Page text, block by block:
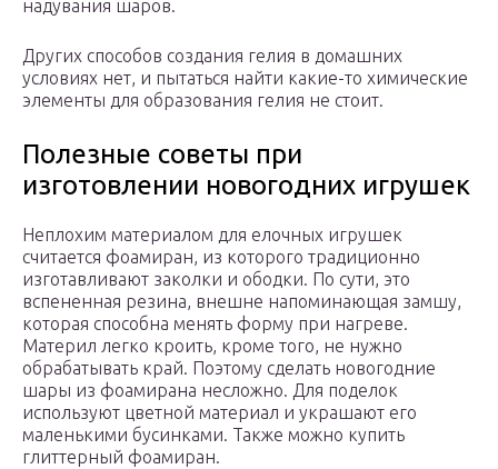
надувания шаров.
Других способов создания гелия в домашних
условиях нет, и пытаться найти какие-то химические
элементы для образования гелия не стоит.
Полезные советы при
изготовлении новогодних игрушек
Неплохим материалом для елочных игрушек
считается фоамиран, из которого традиционно
изготавливают заколки и ободки. По сути, это
вспененная резина, внешне напоминающая замшу,
которая способна менять форму при нагреве.
Материл легко кроить, кроме того, не нужно
обрабатывать край. Поэтому сделать новогодние
шары из фоамирана несложно. Для поделок
используют цветной материал и украшают его
маленькими бусинками. Также можно купить
глиттерный фоамиран.